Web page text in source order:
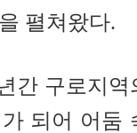
펼쳐왔다.
간 구로지
되어 어둠